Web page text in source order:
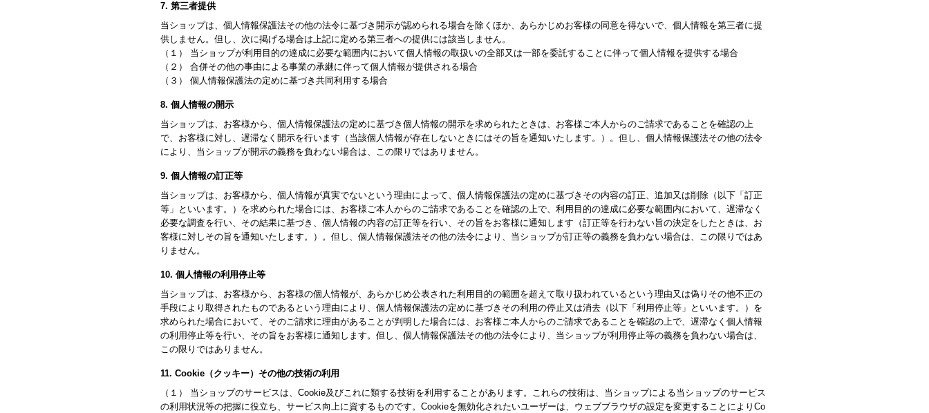
7. 第三者提供
当ショップは、個人情報保護法その他の法令に基づき開示が認められる場合を除くほか、あらかじめお客様の同意を得ないで、個人情報を第三者に提
供しません。但し、次に掲げる場合は上記に定める第三者への提供には該当しません。
（１） 当ショップが利用目的の達成に必要な範囲内において個人情報の取扱いの全部又は一部を委託することに伴って個人情報を提供する場合
（２） 合併その他の事由による事業の承継に伴って個人情報が提供される場合
（３） 個人情報保護法の定めに基づき共同利用する場合
8. 個人情報の開示
当ショップは、お客様から、個人情報保護法の定めに基づき個人情報の開示を求められたときは、お客様ご本人からのご請求であることを確認の上
で、お客様に対し、遅滞なく開示を行います（当該個人情報が存在しないときにはその旨を通知いたします。）。但し、個人情報保護法その他の法令
により、当ショップが開示の義務を負わない場合は、この限りではありません。
9. 個人情報の訂正等
当ショップは、お客様から、個人情報が真実でないという理由によって、個人情報保護法の定めに基づきその内容の訂正、追加又は削除（以下「訂正
等」といいます。）を求められた場合には、お客様ご本人からのご請求であることを確認の上で、利用目的の達成に必要な範囲内において、遅滞なく
必要な調査を行い、その結果に基づき、個人情報の内容の訂正等を行い、その旨をお客様に通知します（訂正等を行わない旨の決定をしたときは、お
客様に対しその旨を通知いたします。）。但し、個人情報保護法その他の法令により、当ショップが訂正等の義務を負わない場合は、この限りではあ
りません。
10. 個人情報の利用停止等
当ショップは、お客様から、お客様の個人情報が、あらかじめ公表された利用目的の範囲を超えて取り扱われているという理由又は偽りその他不正の
手段により取得されたものであるという理由により、個人情報保護法の定めに基づきその利用の停止又は消去（以下「利用停止等」といいます。）を
求められた場合において、そのご請求に理由があることが判明した場合には、お客様ご本人からのご請求であることを確認の上で、遅滞なく個人情報
の利用停止等を行い、その旨をお客様に通知します。但し、個人情報保護法その他の法令により、当ショップが利用停止等の義務を負わない場合は、
この限りではありません。
11. Cookie（クッキー）その他の技術の利用
（１） 当ショップのサービスは、Cookie及びこれに類する技術を利用することがあります。これらの技術は、当ショップによる当ショップのサービス
の利用状況等の把握に役立ち、サービス向上に資するものです。Cookieを無効化されたいユーザーは、ウェブブラウザの設定を変更することによりCo